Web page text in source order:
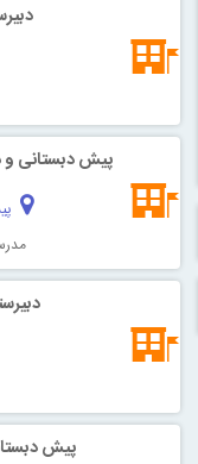
پیش دبستانی و
پیش